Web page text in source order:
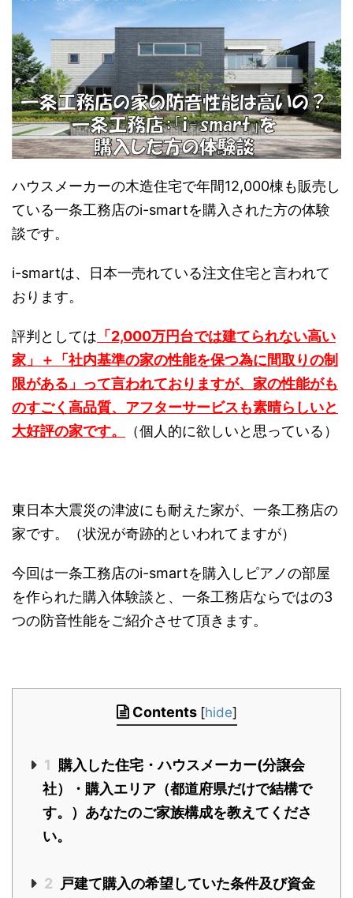
ハウスメーカーの木造住宅で年間12,000棟も販売し
ている一条工務店のi-smartを購入された方の体験
談です。
i-smartは、日本一売れている注文住宅と言われて
おります。
評判としては 「2,000万円台では建てられない高い
家」＋「社内基準の家の性能を保つ為に間取りの制
限がある」って言われておりますが、家の性能がも
のすごく高品質、アフターサービスも素晴らしいと
大好評の家です。
（個人的に欲しいと思っている）
東日本大震災の津波にも耐えた家が、一条工務店の
家です。（状況が奇跡的といわれてますが）
今回は一条工務店のi-smartを購入しピアノの部屋
を作られた購入体験談と、一条工務店ならではの3
つの防音性能をご紹介させて頂きます。
Contents [hide]
1 購入した住宅・ハウスメーカー(分譲会
社）・購入エリア（都道府県だけで結構で
す。）あなたのご家族構成を教えてくださ
い。
2 戸建て購入の希望していた条件及び資金